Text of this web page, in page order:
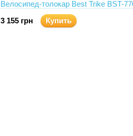
Велосипед-толокар Best Trike BST-
3 155 грн
Купить